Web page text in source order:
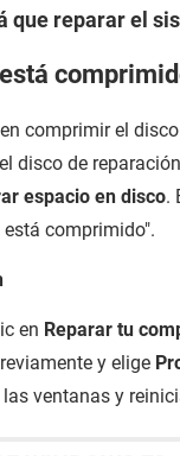
reparar el
comprimir el
disco de
espacio en disco.
está comprimido".
en Reparar tu
y elige
ventanas y